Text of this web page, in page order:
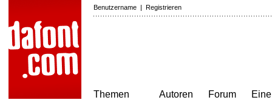
Benutzername | Registrieren
Themen
Autoren
Forum